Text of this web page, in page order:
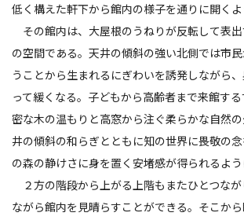
低く構えた軒下から館内の様子を通りに開くよ
その館内は、大屋根のうねりが反転して表出
の空間である。天井の傾斜の強い北側では市
うことから生まれるにぎわいを誘発しながら
って緩くなる。子どもから高齢者まで来館す
密な木の温もりと高窓から注ぐ柔らかな自然
井の傾斜の和らぎとともに知の世界に畏敬の
の森の静けさに身を置く安堵感が得られるよう
２方の階段から上がる上階もまたひとつな
ながら館内を見晴らすことができる。そこか